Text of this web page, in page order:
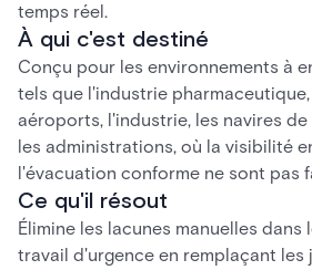
temps réel.
À qui c'est destiné
Conçu pour les environnements à
tels que l'industrie pharmaceutique,
aéroports, l'industrie, les navires
les administrations, où la visibilité
l'évacuation conforme ne sont pas
Ce qu'il résout
Élimine les lacunes manuelles dans
travail d'urgence en remplaçant les